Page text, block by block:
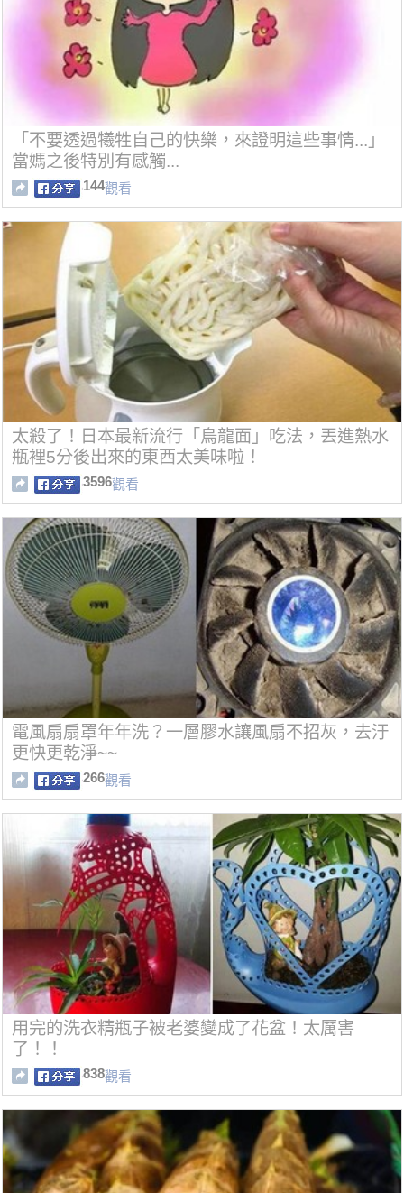
「不要透過犧牲自己的快樂，來證明這些事情...」
當媽之後特別有感觸...
144觀看
太殺了！日本最新流行「烏龍面」吃法，丟進熱水
瓶裡5分後出來的東西太美味啦！
3596觀看
電風扇扇罩年年洗？一層膠水讓風扇不招灰，去汙
更快更乾淨~~
266觀看
用完的洗衣精瓶子被老婆變成了花盆！太厲害
了！！
838觀看